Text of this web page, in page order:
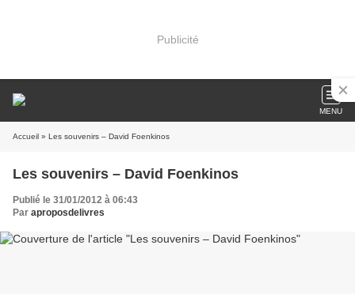
Publicité
MENU
Accueil » Les souvenirs – David Foenkinos
Les souvenirs – David Foenkinos
Publié le 31/01/2012 à 06:43
Par aproposdelivres